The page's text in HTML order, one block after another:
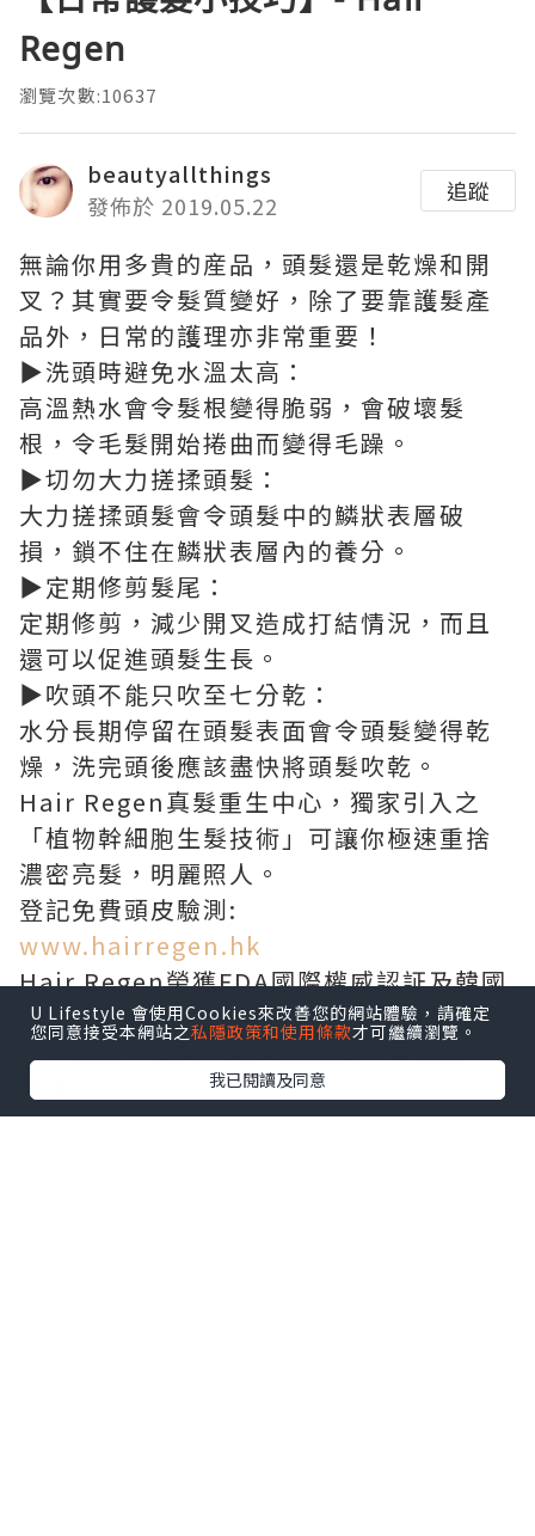
Regen
瀏覽次數:10637
beautyallthings
發佈於 2019.05.22
追蹤
無論你用多貴的産品，頭髮還是乾燥和開
叉？其實要令髮質變好，除了要靠護髮產
品外，日常的護理亦非常重要！
▶洗頭時避免水溫太高：
高溫熱水會令髮根變得脆弱，會破壞髮
根，令毛髮開始捲曲而變得毛躁。
▶切勿大力搓揉頭髮：
大力搓揉頭髮會令頭髮中的鱗狀表層破
損，鎖不住在鱗狀表層內的養分。
▶定期修剪髮尾：
定期修剪，減少開叉造成打結情況，而且
還可以促進頭髮生長。
▶吹頭不能只吹至七分乾：
水分長期停留在頭髮表面會令頭髮變得乾
燥，洗完頭後應該盡快將頭髮吹乾。
Hair Regen真髮重生中心，獨家引入之
「植物幹細胞生髮技術」可讓你極速重捨
濃密亮髮，明麗照人。
登記免費頭皮驗測:
www.hairregen.hk
Hair Regen榮獲FDA國際權威認証及韓國
KIPO專利註冊，實証改善頭瘡頭油、頭
痕、脫髮、白髮、乾旱及皮屑，重生出
髮！
U Lifestyle 會使用Cookies來改善您的網站體驗，請確定
您同意接受本網站之私隱政策和使用條款才可繼續瀏覽。
我已閱讀及同意